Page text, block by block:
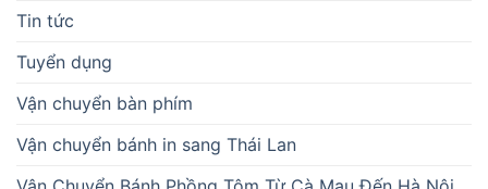
Tin tức
Tuyển dụng
Vận chuyển bàn phím
Vận chuyển bánh in sang Thái Lan